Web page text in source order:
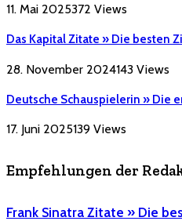
11. Mai 2025372 Views
Das Kapital Zitate » Die besten
28. November 2024143 Views
Deutsche Schauspielerin » Die
17. Juni 2025139 Views
Empfehlungen der
Frank Sinatra Zitate » Die